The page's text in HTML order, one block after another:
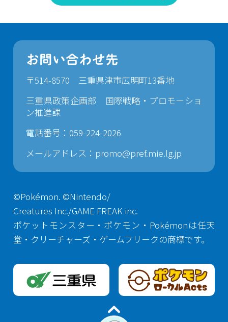
お問い合わせ先
〒514-8570 三重県津市広明町13番地
三重県政策企画部 国際戦略・プロモーショ
ン推進課
電話番号：059-224-2026
メールアドレス： promo@pref.mie.lg.jp
©Pokémon. ©Nintendo/
Creatures Inc./GAME FREAK inc.
ポケットモンスター・ポケモン・Pokémonは任天
堂・クリーチャーズ・ゲームフリークの商標です。